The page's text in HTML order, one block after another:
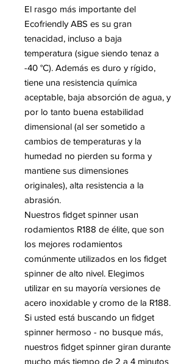
El rasgo más importante del
Ecofriendly ABS es su gran
tenacidad, incluso a baja
temperatura (sigue siendo tenaz a
-40 °C). Además es duro y rígido,
tiene una resistencia química
aceptable, baja absorción de agua, y
por lo tanto buena estabilidad
dimensional (al ser sometido a
cambios de temperaturas y la
humedad no pierden su forma y
mantiene sus dimensiones
originales), alta resistencia a la
abrasión.
Nuestros fidget spinner usan
rodamientos R188 de élite, que son
los mejores rodamientos
comúnmente utilizados en los fidget
spinner de alto nivel. Elegimos
utilizar en su mayoría versiones de
acero inoxidable y cromo de la R188.
Si usted está buscando un fidget
spinner hermoso - no busque más,
nuestros fidget spinner giran durante
mucho más tiempo de 2 a 4 minutos